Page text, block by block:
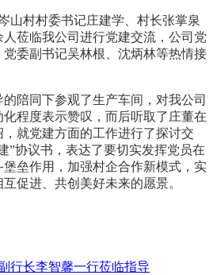
山村村委书记庄建学、村长张掌泉
莅临我公司进行党建交流，公司党
委副书记吴林根、沈炳林等热情接
陪同下参观了生产车间，对我公司
程度表示赞叹，而后听取了庄董在
就党建方面的工作进行了探讨交
”协议书，表达了要切实发挥党员在
垒作用，加强村企合作新模式，实
促进、共创美好未来的愿景。
行长李智馨一行莅临指导